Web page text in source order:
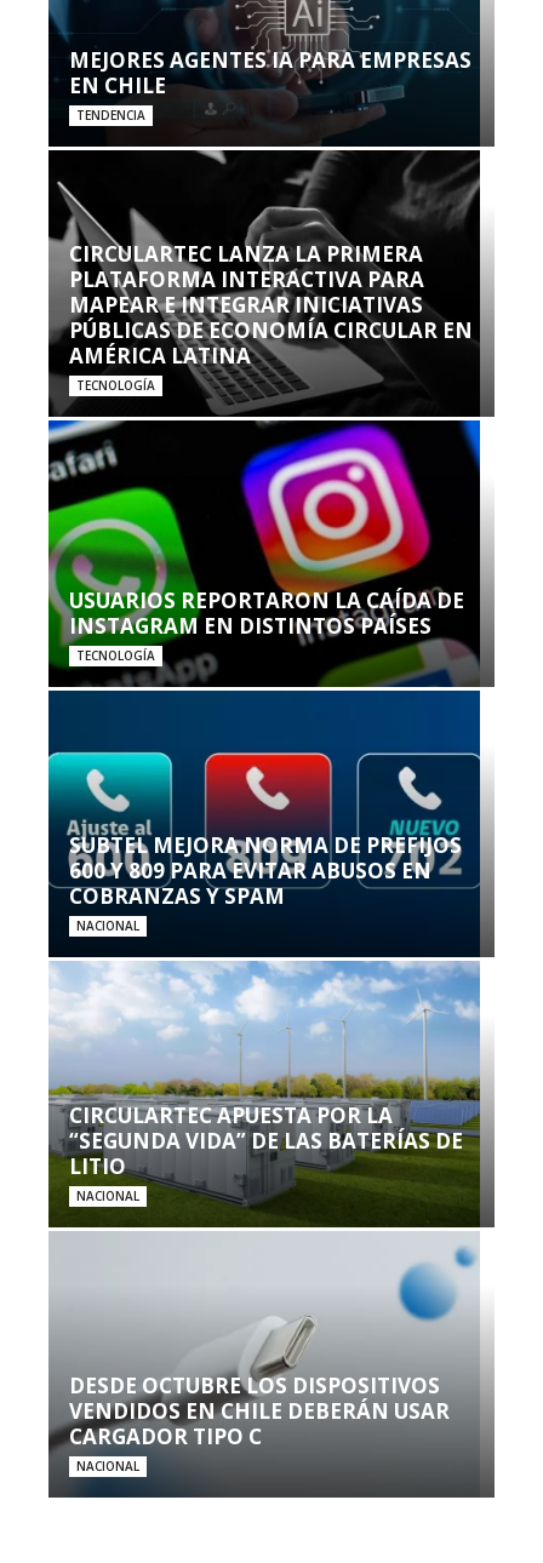
MEJORES AGENTES IA PARA EMPRESAS
EN CHILE
TENDENCIA
CIRCULARTEC LANZA LA PRIMERA
PLATAFORMA INTERACTIVA PARA
MAPEAR E INTEGRAR INICIATIVAS
PÚBLICAS DE ECONOMÍA CIRCULAR EN
AMÉRICA LATINA
TECNOLOGÍA
USUARIOS REPORTARON LA CAÍDA DE
INSTAGRAM EN DISTINTOS PAÍSES
TECNOLOGÍA
SUBTEL MEJORA NORMA DE PREFIJOS
600 Y 809 PARA EVITAR ABUSOS EN
COBRANZAS Y SPAM
NACIONAL
CIRCULARTEC APUESTA POR LA
“SEGUNDA VIDA” DE LAS BATERÍAS DE
LITIO
NACIONAL
DESDE OCTUBRE LOS DISPOSITIVOS
VENDIDOS EN CHILE DEBERÁN USAR
CARGADOR TIPO C
NACIONAL